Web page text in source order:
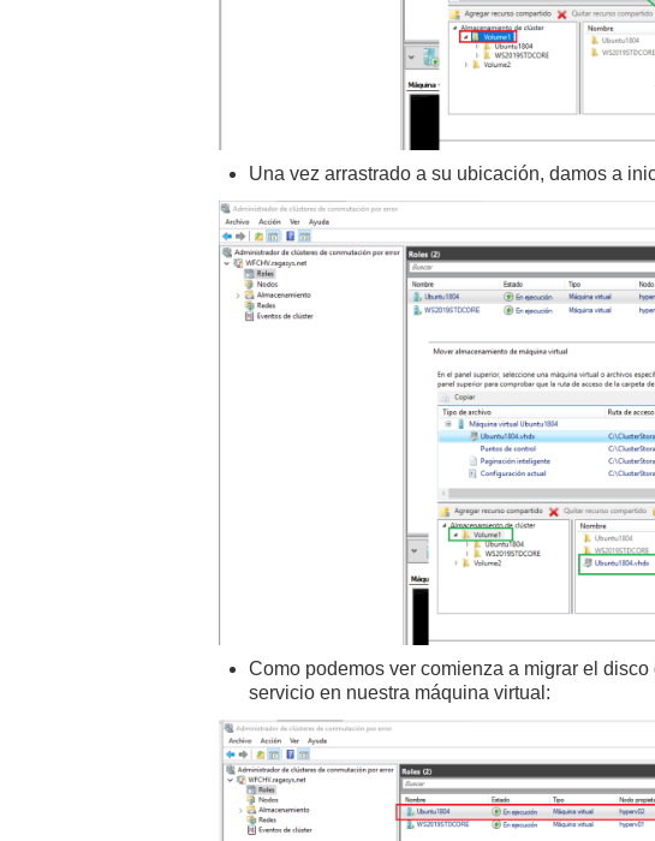
Una vez arrastrado a su ubicación, damos a
Como podemos ver comienza a migrar el
servicio en nuestra máquina virtual: